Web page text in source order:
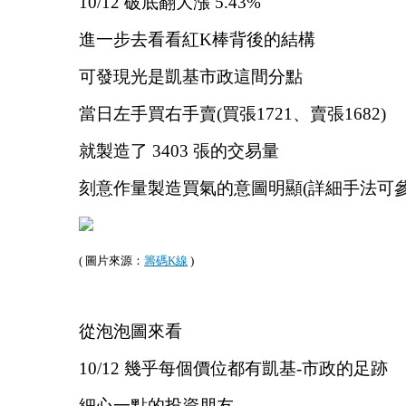
進一步去看看紅K棒背後的結構
可發現光是凱基市政這間分點
當日左手買右手賣(買張1721、賣張1682)
就製造了 3403 張的交易量
刻意作量製造買氣的意圖明顯(詳細手法可
( 圖片來源： 籌碼K線 )
從泡泡圖來看
10/12 幾乎每個價位都有凱基-市政的足跡